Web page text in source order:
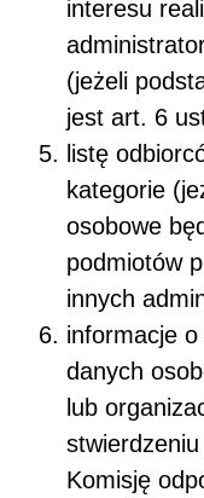
interesu
(jeżeli
jest art. 6
listę
kategorie
osobowe
podmiotów
innych
informacje
danych
lub
Komisję